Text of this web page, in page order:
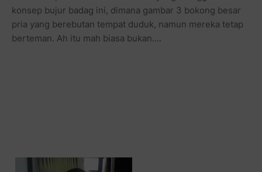
konsep bujur badag ini, dimana gambar 3 bokong besar
pria yang berebutan tempat duduk, namun mereka tetap
berteman. Ah itu mah biasa bukan....